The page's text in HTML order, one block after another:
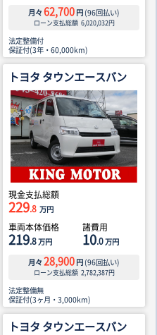
月々 62,700 円 (96回払い)
ローン支払総額 6,020,032円
法定整備付
保証付(3年・60,000km)
トヨタ タウンエースバン
現金支払総額
229.8 万円
車両本体価格
219.8万円
諸費用
10.0万円
月々 28,900 円 (96回払い)
ローン支払総額 2,782,387円
法定整備無
保証付(3ヶ月・3,000km)
トヨタ タウンエースバン